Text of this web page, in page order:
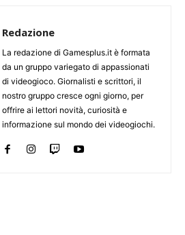
Redazione
La redazione di Gamesplus.it è formata
da un gruppo variegato di appassionati
di videogioco. Giornalisti e scrittori, il
nostro gruppo cresce ogni giorno, per
offrire ai lettori novità, curiosità e
informazione sul mondo dei videogiochi.